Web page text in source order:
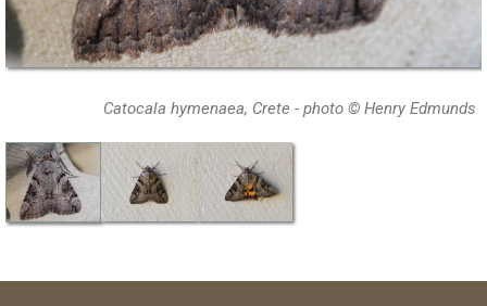
Catocala hymenaea, Crete - photo © Henry Edmunds